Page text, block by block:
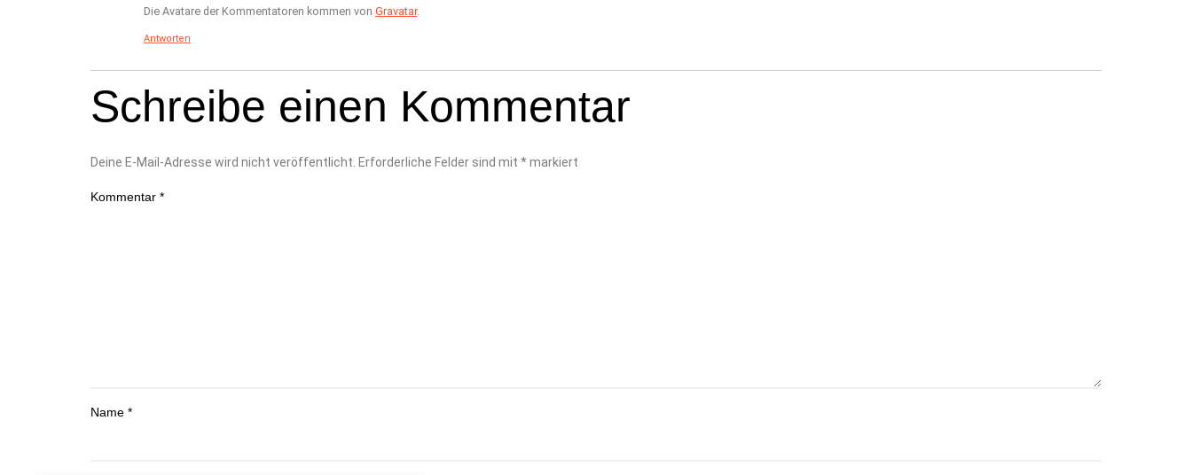
Die Avatare der Kommentatoren kommen von Gravatar.
Antworten
Schreibe einen Kommentar
Deine E-Mail-Adresse wird nicht veröffentlicht. Erforderliche Felder sind mit *markiert
Kommentar *
Name *